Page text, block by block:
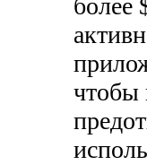
более
чтобы